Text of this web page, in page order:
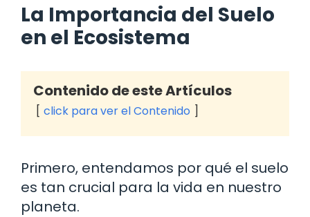
La Importancia del Suelo
en el Ecosistema
Contenido de este Artículos
click para ver el Contenido
Primero, entendamos por qué el suelo
es tan crucial para la vida en nuestro
planeta.